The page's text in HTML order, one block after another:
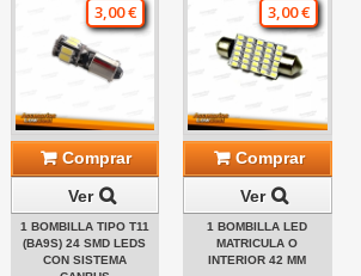
3,00 €
Comprar
Ver
1 BOMBILLA TIPO T11
(BA9S) 24 SMD LEDS
CON SISTEMA
3,00 €
Comprar
Ver
1 BOMBILLA LED
MATRICULA O
INTERIOR 42 MM